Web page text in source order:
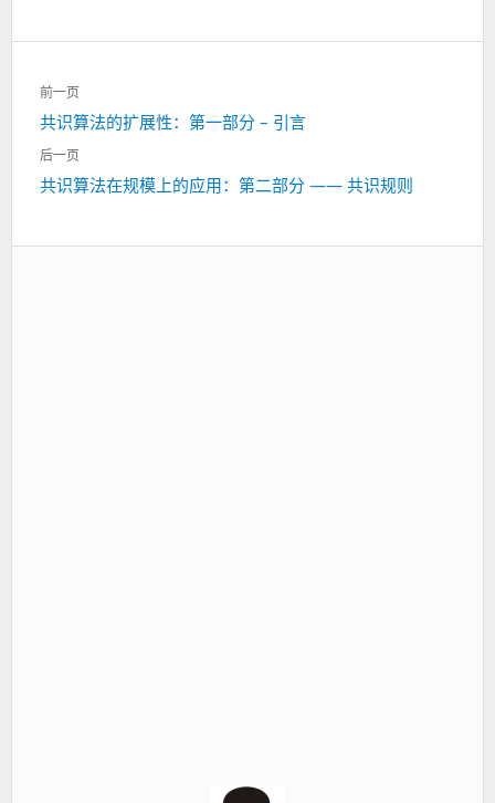
文
章
导
航
前一页
上
一
篇：
共识算法的扩展性：第一部分 – 引言
后一页
下
共识算法在规模上的应用：第二部分 —— 共识规则